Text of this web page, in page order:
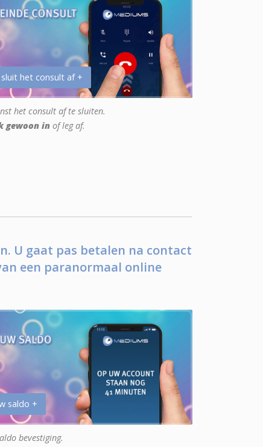
sluit het consult af +
het consult af te sluiten.
gewoon in of leg af.
U gaat pas betalen na contact
een paranormaal online
saldo +
bevestiging.